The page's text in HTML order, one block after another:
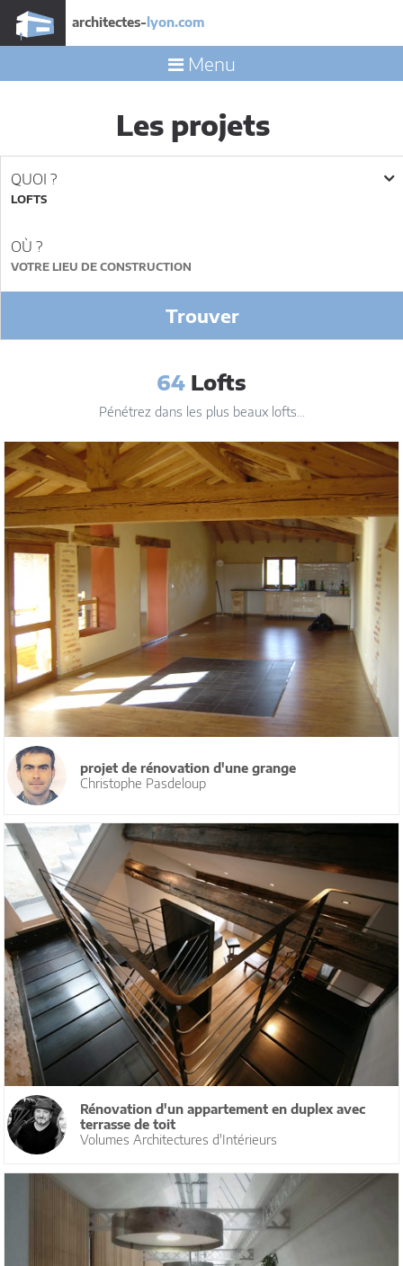
architectes- lyon.com
Menu
Les projets
QUOI ?
LOFTS
OÙ ?
Trouver
64 Lofts
Pénétrez dans les plus beaux lofts...
projet de rénovation d'une grange
Christophe Pasdeloup
Rénovation d'un appartement en duplex avec
terrasse de toit
Volumes Architectures d'Intérieurs